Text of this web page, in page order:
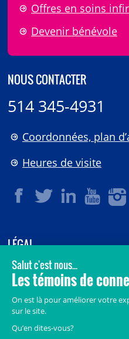
Offres en soins
Devenir bénévole
NOUS CONTACTER
514 345-4931
Coordonnées, plan
Heures de visite
LÉGAL
© 2006-2026CHU Sainte-
Tous droits réservés.
Accès aux documents des